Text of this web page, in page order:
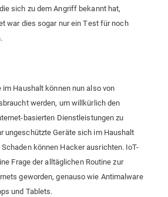
sich zu dem Angriff bekannt hat,
war dies sogar nur ein Test für noch
im Haushalt können nun also von
werden, um willkürlich den
basierten Dienstleistungen zu
ungeschützte Geräte sich im Haushalt
können Hacker ausrichten. IoT-
Frage der alltäglichen Routine zur
geworden, genauso wie Antimalware
und Tablets.